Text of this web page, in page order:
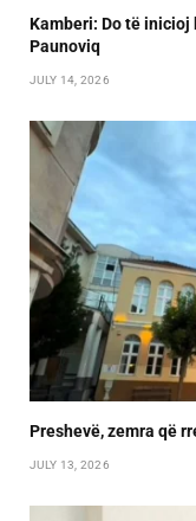
Kamberi: Do të inicioj
Paunoviq
JULY 14, 2026
Preshevë, zemra që
JULY 13, 2026